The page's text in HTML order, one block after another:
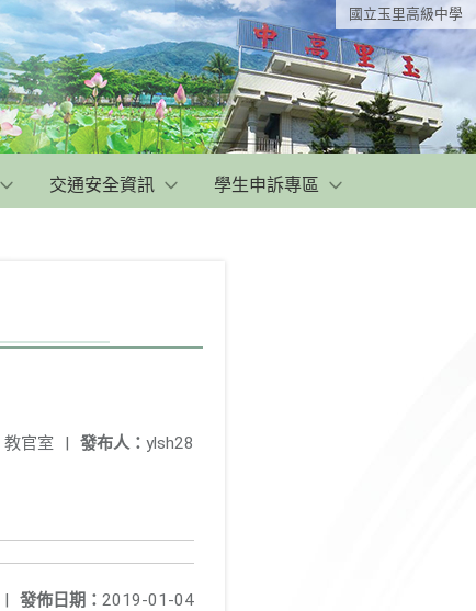
國立玉里高級中學
交通安全資訊 學生申訴專區
發布人： ylsh28
教官室 |
發佈日期： 2019-01-04
|